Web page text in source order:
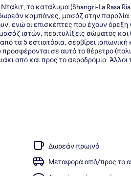
το κατάλυμα (Shangri-La Rasa
καμπάνες, μασάζ στην παραλία
ενώ οι επισκέπτες που έχουν όρεξη
ιστών, περιτυλίξεις σώματος και
τα 5 εστιατόρια, σερβίρει ιαπωνική
σε αυτό το θέρετρο
από και προς το αεροδρόμιο. Άλλοι
Δωρεάν πρωινό
Μεταφορά από/προς το